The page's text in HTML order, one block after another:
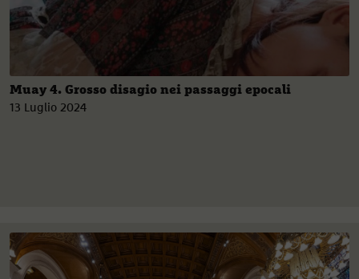
Muay 4. Grosso disagio nei passaggi epocali
13 Luglio 2024